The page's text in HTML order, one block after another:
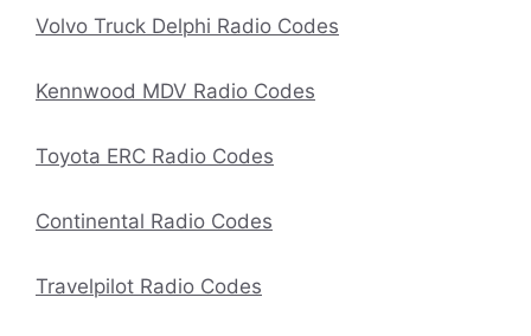
Volvo Truck Delphi Radio Codes
Kennwood MDV Radio Codes
Toyota ERC Radio Codes
Continental Radio Codes
Travelpilot Radio Codes